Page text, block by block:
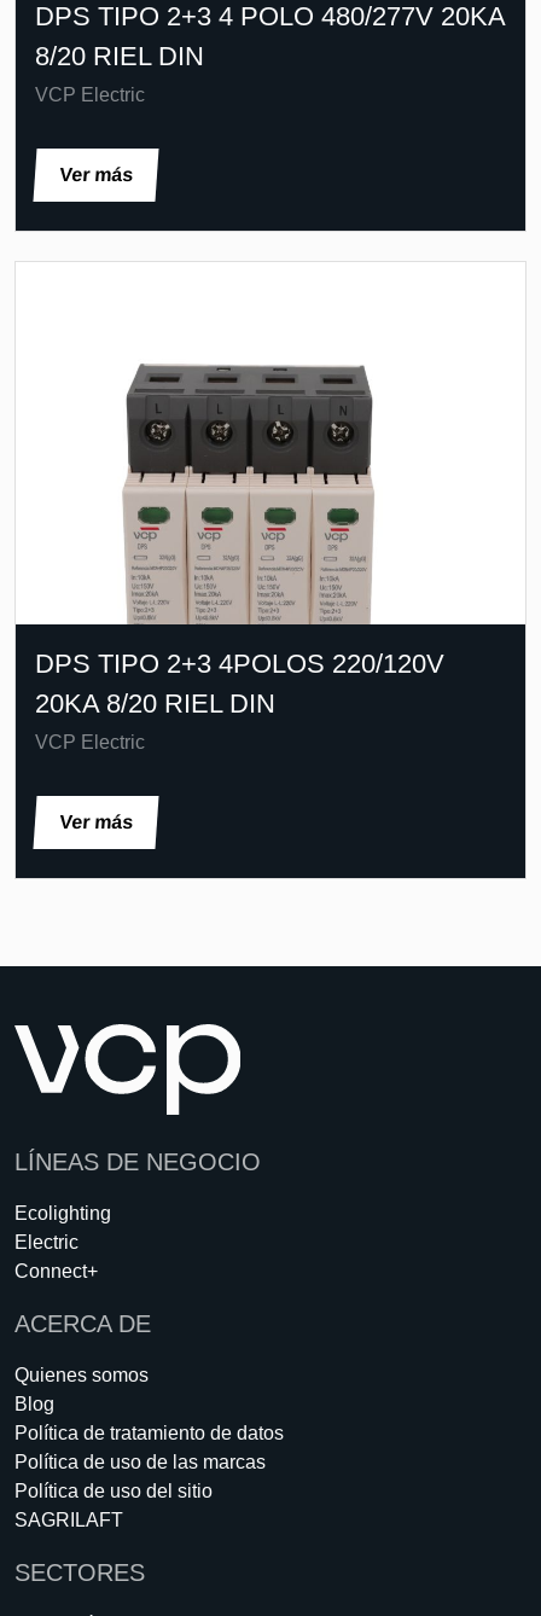
DPS TIPO 2+3 4 POLO 480/277V 20KA
8/20 RIEL DIN
VCP Electric
Ver más
DPS TIPO 2+3 4POLOS 220/120V
20KA 8/20 RIEL DIN
VCP Electric
Ver más
LÍNEAS DE NEGOCIO
Ecolighting
Electric
Connect+
ACERCA DE
Quienes somos
Blog
Política de tratamiento de datos
Política de uso de las marcas
Política de uso del sitio
SAGRILAFT
SECTORES